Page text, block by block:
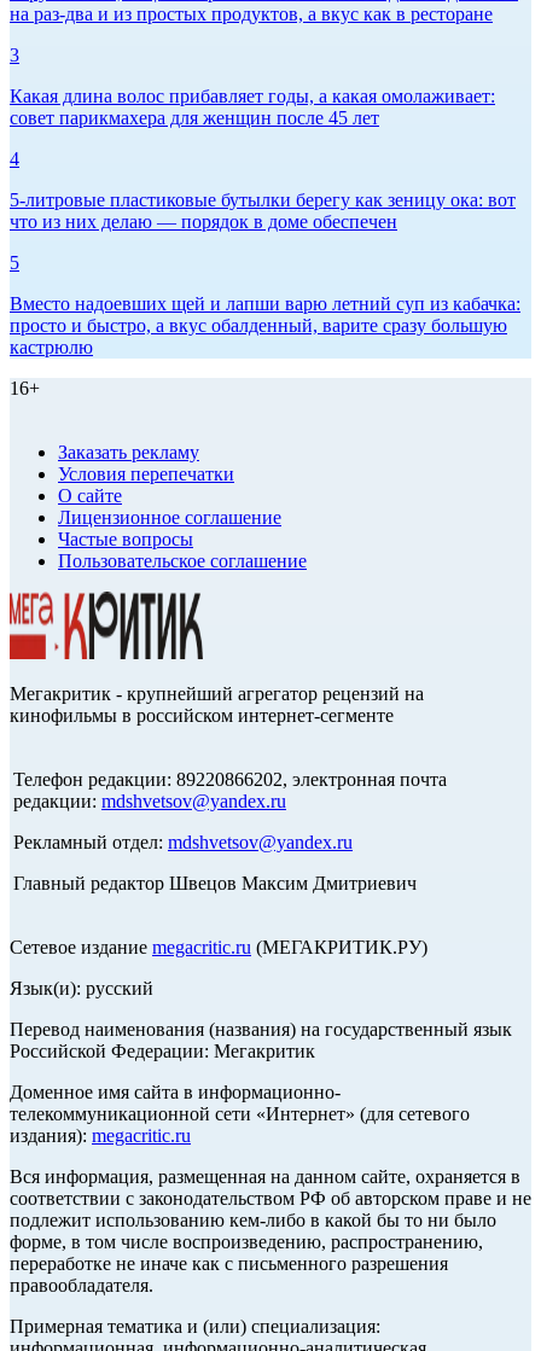
на раз-два и из простых продуктов, а вкус как в ресторане
3
Какая длина волос прибавляет годы, а какая омолаживает:
совет парикмахера для женщин после 45 лет
4
5-литровые пластиковые бутылки берегу как зеницу ока: вот
что из них делаю — порядок в доме обеспечен
5
Вместо надоевших щей и лапши варю летний суп из кабачка:
просто и быстро, а вкус обалденный, варите сразу большую
кастрюлю
16+
Заказать рекламу
Условия перепечатки
О сайте
Лицензионное соглашение
Частые вопросы
Пользовательское соглашение
Мегакритик - крупнейший агрегатор рецензий на
кинофильмы в российском интернет-сегменте
Телефон редакции: 89220866202, электронная почта
редакции: mdshvetsov@yandex.ru
Рекламный отдел: mdshvetsov@yandex.ru
Главный редактор Швецов Максим Дмитриевич
Сетевое издание megacritic.ru (МЕГАКРИТИК.РУ)
Язык(и): русский
Перевод наименования (названия) на государственный язык
Российской Федерации: Мегакритик
Доменное имя сайта в информационно-
телекоммуникационной сети «Интернет» (для сетевого
издания): megacritic.ru
Вся информация, размещенная на данном сайте, охраняется в
соответствии с законодательством РФ об авторском праве и не
подлежит использованию кем-либо в какой бы то ни было
форме, в том числе воспроизведению, распространению,
переработке не иначе как с письменного разрешения
правообладателя.
Примерная тематика и (или) специализация: